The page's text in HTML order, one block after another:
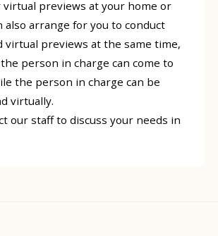
virtual previews at your home or
also arrange for you to conduct
virtual previews at the same time,
person in charge can come to
the person in charge can be
virtually.
our staff to discuss your needs in